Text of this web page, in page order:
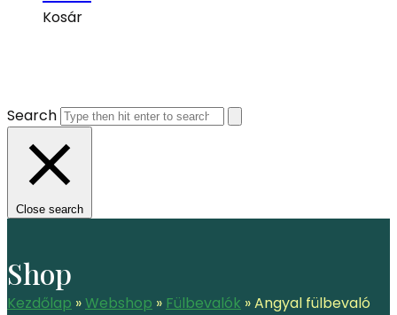
Kosár
Search
Close search
Shop
Kezdőlap »Webshop » Fülbevalók »Angyal fülbevaló